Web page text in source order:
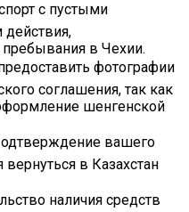
с пустыми
действия,
в Чехии.
фотографии
соглашения, так как
шенгенской
вашего
в Казахстан
наличия средств